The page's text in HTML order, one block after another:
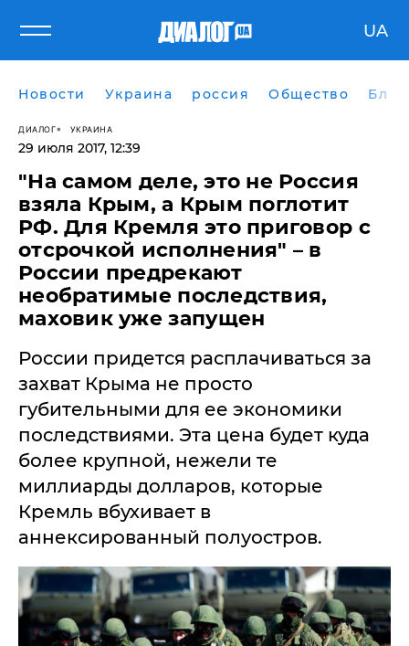
UA
Новости Украина россия Общество
ДИАЛОГ УКРАИНА
29 июля 2017, 12:39
"На самом деле, это не Россия
взяла Крым, а Крым поглотит
РФ. Для Кремля это приговор с
отсрочкой исполнения" – в
России предрекают
необратимые последствия,
маховик уже запущен
России придется расплачиваться за
захват Крыма не просто
губительными для ее экономики
последствиями. Эта цена будет куда
более крупной, нежели те
миллиарды долларов, которые
Кремль вбухивает в
аннексированный полуостров.